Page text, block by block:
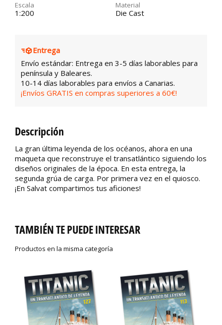
Escala
1:200
Material
Die Cast
Entrega
Envío estándar: Entrega en 3-5 días laborables para
península y Baleares.
10-14 días laborables para envíos a Canarias.
¡Envíos GRATIS en compras superiores a 60€!
Descripción
La gran última leyenda de los océanos, ahora en una
maqueta que reconstruye el transatlántico siguiendo los
diseños originales de la época. En esta entrega, la
segunda grúa de carga. Por primera vez en el quiosco.
¡En Salvat compartimos tus aficiones!
TAMBIÉN TE PUEDE INTERESAR
Productos en la misma categoría